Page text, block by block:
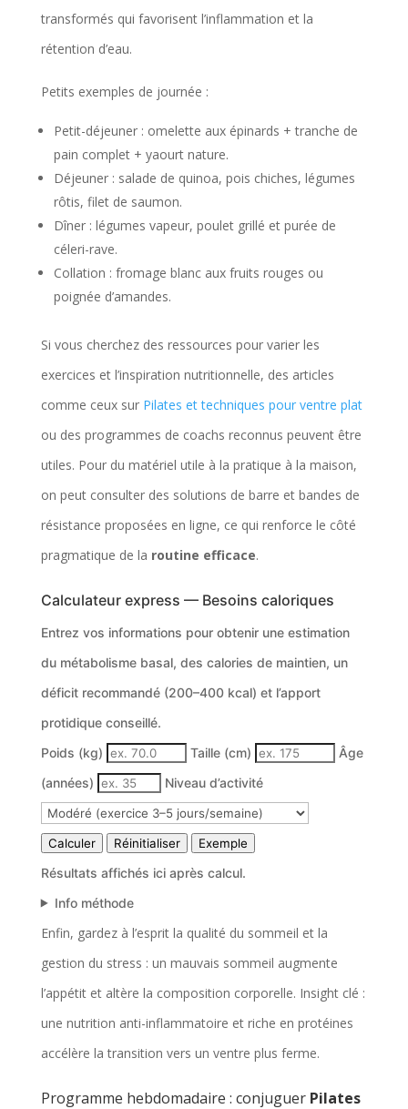
transformés qui favorisent l’inflammation et la
rétention d’eau.
Petits exemples de journée :
Petit-déjeuner : omelette aux épinards + tranche de
pain complet + yaourt nature.
Déjeuner : salade de quinoa, pois chiches, légumes
rôtis, filet de saumon.
Dîner : légumes vapeur, poulet grillé et purée de
céleri-rave.
Collation : fromage blanc aux fruits rouges ou
poignée d’amandes.
Si vous cherchez des ressources pour varier les
exercices et l’inspiration nutritionnelle, des articles
comme ceux sur Pilates et techniques pour ventre plat
ou des programmes de coachs reconnus peuvent être
utiles. Pour du matériel utile à la pratique à la maison,
on peut consulter des solutions de barre et bandes de
résistance proposées en ligne, ce qui renforce le côté
pragmatique de la routine efficace.
Calculateur express — Besoins caloriques
Entrez vos informations pour obtenir une estimation
du métabolisme basal, des calories de maintien, un
déficit recommandé (200–400 kcal) et l’apport
protidique conseillé.
F
o
m
u
l
a
r
e
p
Poids (kg) Taille (cm)
Âge
(années)
Niveau d’activité
Calculer Réinitialiser Exemple
Résultats affichés ici après calcul.
Info méthode
Enfin, gardez à l’esprit la qualité du sommeil et la
gestion du stress : un mauvais sommeil augmente
l’appétit et altère la composition corporelle. Insight clé :
une nutrition anti-inflammatoire et riche en protéines
accélère la transition vers un ventre plus ferme.
Programme hebdomadaire : conjuguer Pilates